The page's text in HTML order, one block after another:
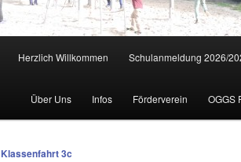
Herzlich Willkommen Schulanmeldung 2026/
Über Uns Infos Förderverein OGGS
Beitragsnavigation
Klassenfahrt 3c